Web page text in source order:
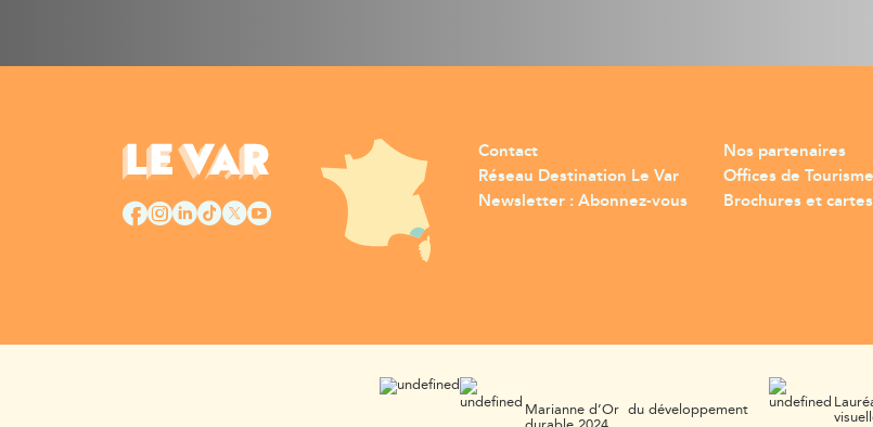
Contact
Réseau Destination Le Var
Newsletter : Abonnez-vous
Nos partenaires
Offices de
Brochures et cartes
Marianne d’Or du développement